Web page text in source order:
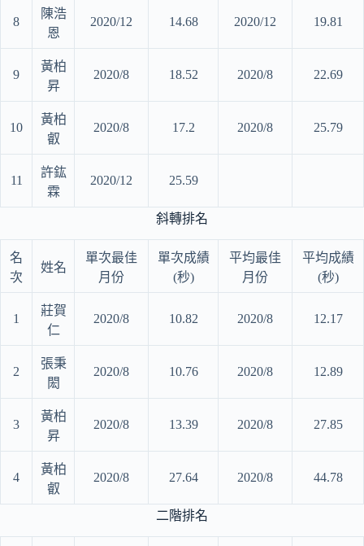
8
陳浩
恩
2020/12 14.68 2020/12 19.81
9
黃柏
昇
2020/8 18.52 2020/8 22.69
10
黃柏
叡
2020/8 17.2 2020/8 25.79
11
許鈜
霖
2020/12 25.59
斜轉排名
名
次
姓名
單次最佳
月份
單次成績
(秒)
平均最佳
月份
平均成績
(秒)
1
莊賀
仁
2020/8 10.82 2020/8 12.17
2
張秉
閎
2020/8 10.76 2020/8 12.89
3
黃柏
昇
2020/8 13.39 2020/8 27.85
4
黃柏
叡
2020/8 27.64 2020/8 44.78
二階排名